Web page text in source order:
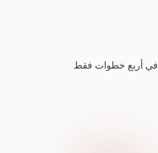
في أربع خطوات فقط